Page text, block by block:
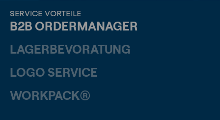
SERVICE VORTEILE
B2B ORDERMANAGER
LAGERBEVORATUNG
LOGO SERVICE
WORKPACK®